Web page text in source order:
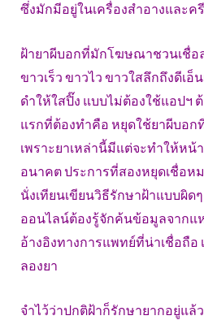
ซึ่งมักมีอยู่ในเครื่องสำอางและค
ฝ้ายาผีบอกที่มักโฆษณาชวนเชื่อ
ขาวเร็ว ขาวไว ขาวใสลึกถึงดีเ
ดำให้ใสปิ๊ง แบบไม่ต้องใช้แอปฯ
แรกที่ต้องทำคือ หยุดใช้ยาผีบอก
เพราะยาเหล่านี้มีแต่จะทำให้ห
อนาคต ประการที่สองหยุดเชื่อห
นั่งเทียนเขียนวิธีรักษาฝ้าแบบผิ
ออนไลน์ต้องรู้จักค้นข้อมูลจากแ
อ้างอิงทางการแพทย์ที่น่าเชื่อถือ
ลองยา
จำไว้ว่าปกติฝ้าก็รักษายากอยู่แล้